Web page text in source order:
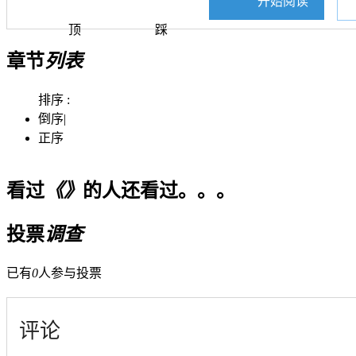
顶 踩
章节列表
排序 :
倒序|
正序
看过《》 的人还看过。。。
投票调查
已有0人参与投票
评论